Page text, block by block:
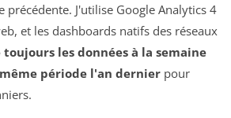
précédente. J'utilise Google Analytics 4
et les dashboards natifs des réseaux
toujours les données à la semaine
période l'an dernier pour